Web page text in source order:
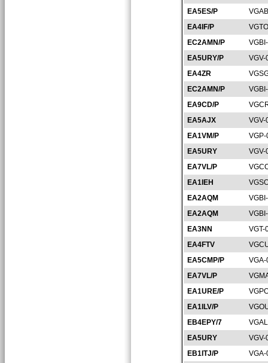
EA5ES/P
EA4IF/P
EC2AMN/P
EA5URY/P
VGV-
EA4ZR
EC2AMN/P
EA9CD/P
EA5AJX
VGV-
EA1VM/P
EA5URY
VGV-
EA7VL/P
EA1IEH
EA2AQM
EA2AQM
EA3NN
VGT-
EA4FTV
EA5CMP/P
EA7VL/P
EA1URE/P
EA1ILV/P
EB4EPY/7
EA5URY
VGV-
EB1ITJ/P